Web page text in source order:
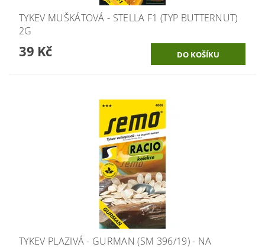
TYKEV MUŠKÁTOVÁ - STELLA F1 (TYP BUTTERNUT)
2G
39 Kč
TYKEV PLAZIVÁ - GURMAN (SM 396/19) - NA